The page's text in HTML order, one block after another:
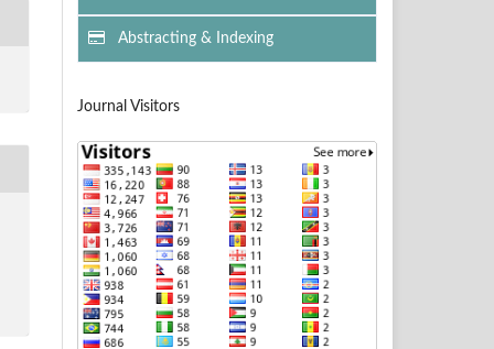
Abstracting & Indexing
Journal Visitors